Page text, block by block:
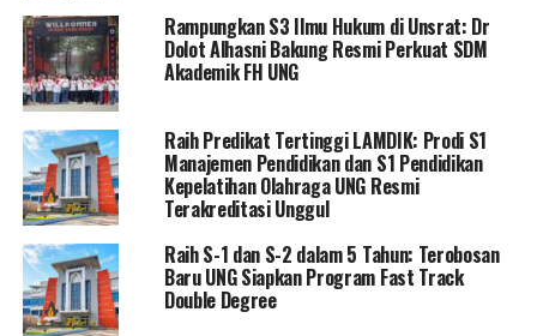
Beliau menekankan bahwa pencapaian berbagai
program dan target ini membutuhkan dukungan penuh
dari semua pihak terkait di FIP, termasuk seluruh
pimpinan dan anggota civitas akademika. Semua
program kerja tersebut dijalankan semata-mata demi
kemajuan Fakultas Ilmu Pendidikan itu sendiri.
Dalam proses pemilihan yang berlangsung secara
langsung dan demokratis, Prof. Arwildayanto berhasil
memperoleh total 36 suara dari anggota senat dan
perwakilan Rektor UNG, unggul atas pesaingnya, Prof.
Rampungkan S3 Ilmu Hukum di Unsrat: Dr
Dolot Alhasni Bakung Resmi Perkuat SDM
Akademik FH UNG
Raih Predikat Tertinggi LAMDIK: Prodi S1
Manajemen Pendidikan dan S1 Pendidikan
Kepelatihan Olahraga UNG Resmi
Terakreditasi Unggul
Raih S-1 dan S-2 dalam 5 Tahun: Terobosan
Baru UNG Siapkan Program Fast Track
Double Degree